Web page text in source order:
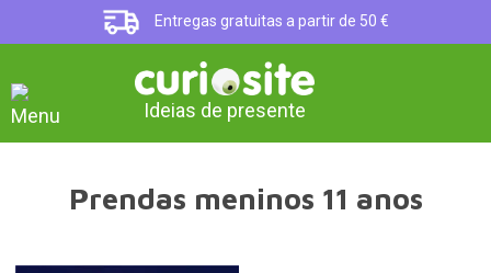
Entregas gratuitas a partir de 50 €
Ideias de presente
Prendas meninos 11 anos